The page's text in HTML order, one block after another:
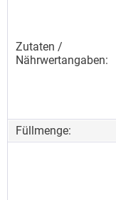
Zutaten /
Nährwertangaben:
Füllmenge: